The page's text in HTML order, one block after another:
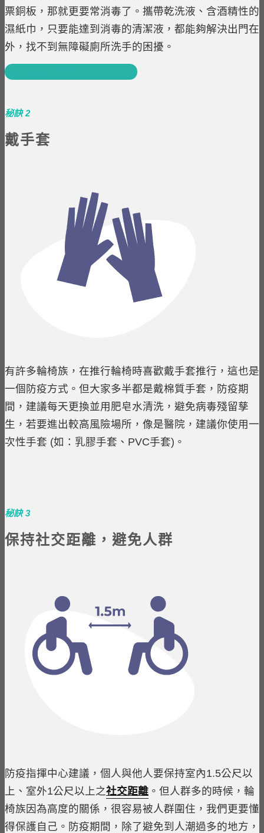
票銅板，那就更要常消毒了。攜帶乾洗液、含酒精性的
濕紙巾，只要能達到消毒的清潔液，都能夠解決出門在
外，找不到無障礙廁所洗手的困擾。
秘訣 2
戴手套
有許多輪椅族，在推行輪椅時喜歡戴手套推行，這也是
一個防疫方式。但大家多半都是戴棉質手套，防疫期
間，建議每天更換並用肥皂水清洗，避免病毒殘留孳
生，若要進出較高風險場所，像是醫院，建議你使用一
次性手套 (如：乳膠手套、PVC手套)。
秘訣 3
保持社交距離，避免人群
防疫指揮中心建議，個人與他人要保持室內1.5公尺以
上、室外1公尺以上之社交距離 。但人群多的時候，輪
椅族因為高度的關係，很容易被人群圍住，我們更要懂
得保護自己。防疫期間，除了避免到人潮過多的地方，